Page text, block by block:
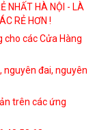
NHẤT HÀ NỘI - LÀ
RẺ HƠN !
cho các Cửa Hàng
nguyên đai, nguyên
trên các ứng